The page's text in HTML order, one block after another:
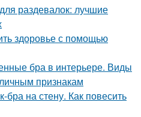
раздевалок: лучшие
здоровье с помощью
бра в интерьере. Виды
признакам
бра на стену. Как повесить